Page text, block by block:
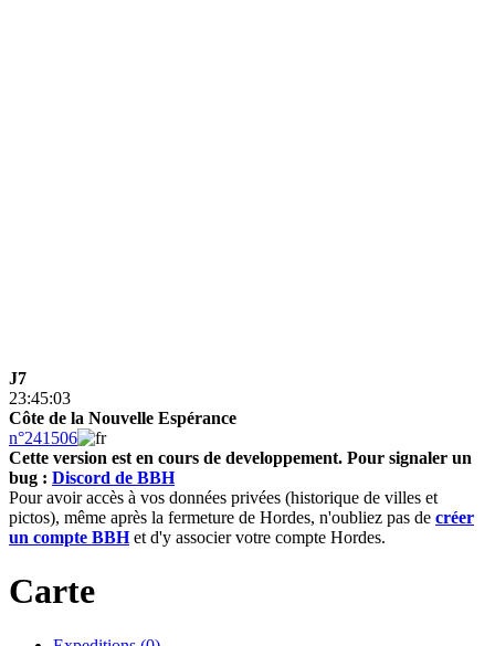
J7
23:45:03
Côte de la Nouvelle Espérance
n°241506
Cette version est en cours de developpement. Pour signaler un
bug : Discord de BBH
Pour avoir accès à vos données privées (historique de villes et
pictos), même après la fermeture de Hordes, n'oubliez pas de créer
un compte BBHet d'y associer votre compte Hordes.
Carte